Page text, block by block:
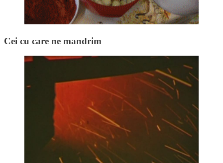
Cei cu care ne mandrim